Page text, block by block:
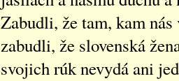
Zabudli, že tam, kam
zabudli, že slovenská
svojich rúk nevydá ani